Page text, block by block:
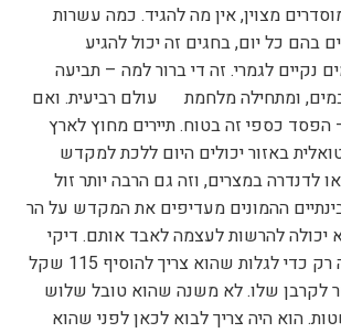
מצוין, אין מה להגיד. כמה עשרות
בהם כל יום, בחגים זה יכול להגיע
נקיים לגמרי. זה די ברור למה – תביעה
ומתחילה מלחמת עולם רביעית. ואם
כספי זה בטוח. תיירים מחוץ לארץ
באזור יכולים היום ללכת למקדש
לדנדרה במצרים, וזה גם הרבה יותר זול
ההמונים מעדיפים את המקדש על הר
יכולה להרשות לעצמה לאבד אותם. דיקי
הגיע לתורו במקווה רק כדי לגלות שהוא צריך להוסיף 115 שקל
לקרבן שלו. לא משנה שהוא טובל שלוש
הוא היה צריך לבוא לכאן לפני שהוא